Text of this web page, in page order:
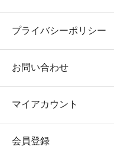
プライバシーポリシー
お問い合わせ
マイアカウント
会員登録